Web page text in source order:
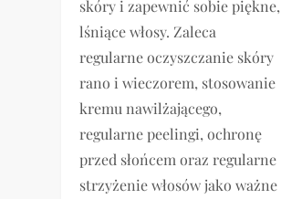
skóry i zapewnić sobie piękne,
lśniące włosy. Zaleca
regularne oczyszczanie skóry
rano i wieczorem, stosowanie
kremu nawilżającego,
regularne peelingi, ochronę
przed słońcem oraz regularne
strzyżenie włosów jako ważne